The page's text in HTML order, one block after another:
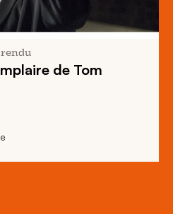
de Tom